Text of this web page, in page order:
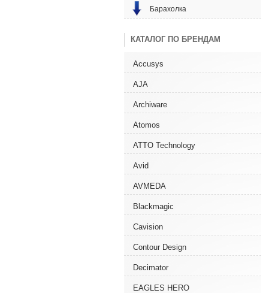
Барахолка
КАТАЛОГ ПО БРЕНДАМ
Accusys
AJA
Archiware
Atomos
ATTO Technology
Avid
AVMEDA
Blackmagic
Cavision
Contour Design
Decimator
EAGLES HERO